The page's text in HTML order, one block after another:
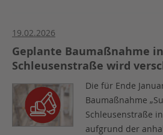
19.02.2026
Geplante Baumaßnahme
Schleusenstraße wird
Die für Ende
Baumaßnahme
Schleusenstraße
aufgrund der